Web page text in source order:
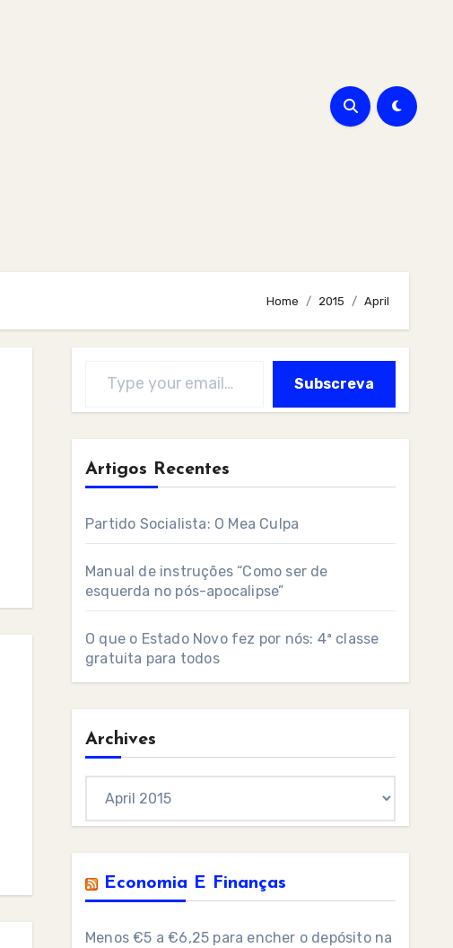
Home 2015 April
Subscreva
Artigos Recentes
Partido Socialista: O Mea Culpa
Manual de instruções “Como ser de
esquerda no pós-apocalipse”
O que o Estado Novo fez por nós: 4ª classe
gratuita para todos
Archives
Economia E Finanças
Menos €5 a €6,25 para encher o depósito na